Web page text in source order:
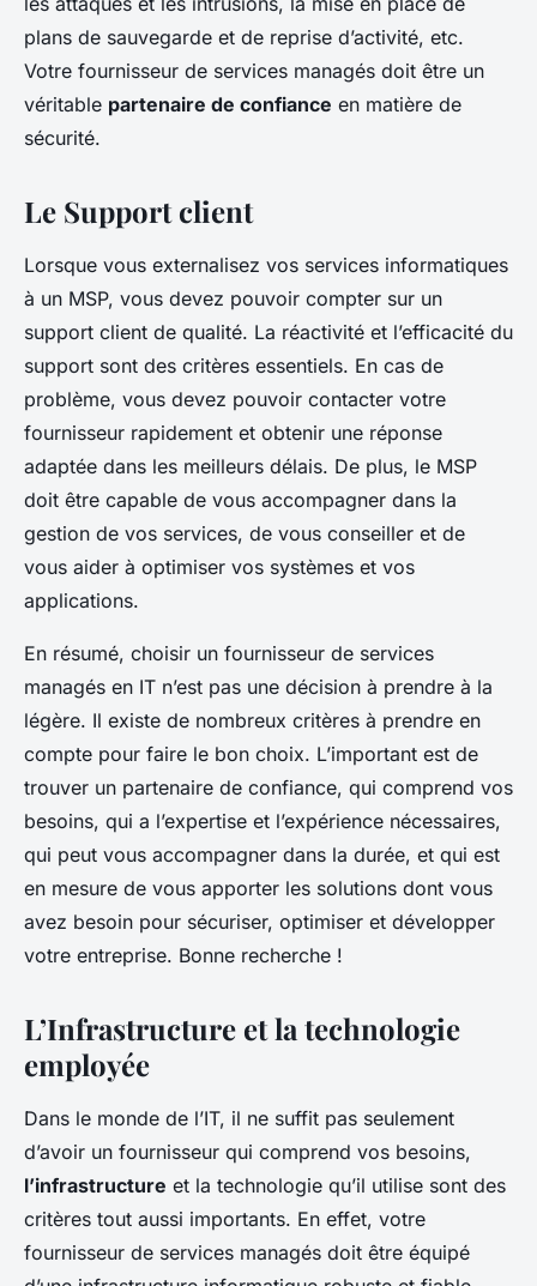
plans de sauvegarde et de reprise d’activité, etc.
Votre fournisseur de services managés doit être un
véritable partenaire de confiance en matière de
sécurité.
Le Support client
Lorsque vous externalisez vos services informatiques
à un MSP, vous devez pouvoir compter sur un
support client de qualité. La réactivité et l’efficacité du
support sont des critères essentiels. En cas de
problème, vous devez pouvoir contacter votre
fournisseur rapidement et obtenir une réponse
adaptée dans les meilleurs délais. De plus, le MSP
doit être capable de vous accompagner dans la
gestion de vos services, de vous conseiller et de
vous aider à optimiser vos systèmes et vos
applications.
En résumé, choisir un fournisseur de services
managés en IT n’est pas une décision à prendre à la
légère. Il existe de nombreux critères à prendre en
compte pour faire le bon choix. L’important est de
trouver un partenaire de confiance, qui comprend vos
besoins, qui a l’expertise et l’expérience nécessaires,
qui peut vous accompagner dans la durée, et qui est
en mesure de vous apporter les solutions dont vous
avez besoin pour sécuriser, optimiser et développer
votre entreprise. Bonne recherche !
L’Infrastructure et la technologie
employée
Dans le monde de l’IT, il ne suffit pas seulement
d’avoir un fournisseur qui comprend vos besoins,
l’infrastructure et la technologie qu’il utilise sont des
critères tout aussi importants. En effet, votre
fournisseur de services managés doit être équipé